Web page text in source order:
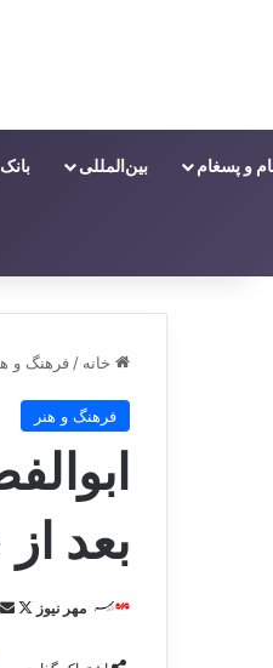
و پسغام بین‌المللی
خانه / فرهنگ و
فرهنگ و هنر
بعد
مهر نیوز
د